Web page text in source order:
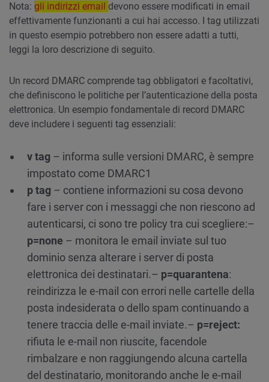
Nota: gli indirizzi email devono essere modificati in email
effettivamente funzionanti a cui hai accesso. I tag utilizzati
in questo esempio potrebbero non essere adatti a tutti,
leggi la loro descrizione di seguito.
Un record DMARC comprende tag obbligatori e facoltativi,
che definiscono le politiche per l’autenticazione della posta
elettronica. Un esempio fondamentale di record DMARC
deve includere i seguenti tag essenziali:
v tag – informa sulle versioni DMARC, è sempre
impostato come DMARC1
p tag – contiene informazioni su cosa devono
fare i server con i messaggi che non riescono ad
autenticarsi, ci sono tre policy tra cui scegliere:–
p=none – monitora le email inviate sul tuo
dominio senza alterare i server di posta
elettronica dei destinatari.– p=quarantena:
reindirizza le e-mail con errori nelle cartelle della
posta indesiderata o dello spam continuando a
tenere traccia delle e-mail inviate.– p=reject:
rifiuta le e-mail non riuscite, facendole
rimbalzare e non raggiungendo alcuna cartella
del destinatario, monitorando anche le e-mail